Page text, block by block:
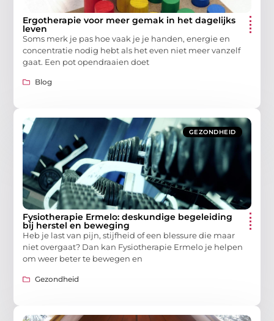
Ergotherapie voor meer gemak in het dagelijks
leven
Soms merk je pas hoe vaak je je handen, energie en
concentratie nodig hebt als het even niet meer vanzelf
gaat. Een pot opendraaien doet
Blog
GEZONDHEID
Fysiotherapie Ermelo: deskundige begeleiding
bij herstel en beweging
Heb je last van pijn, stijfheid of een blessure die maar
niet overgaat? Dan kan Fysiotherapie Ermelo je helpen
om weer beter te bewegen en
Gezondheid